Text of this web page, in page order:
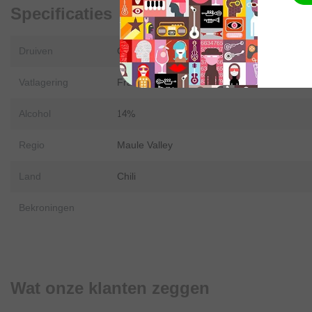
Specificaties
Druiven
Cabernet Sauvignon (80%), Carmenere
Vatlagering
Franse eikenhouten vaten, 14 maanden
Alcohol
14%
Regio
Maule Valley
Land
Chili
Bekroningen
Wat onze klanten zeggen